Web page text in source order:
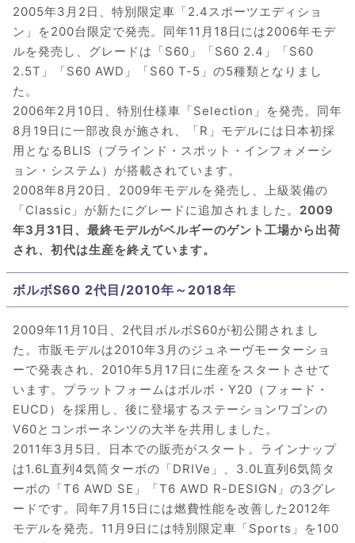
2005年3月2日、特別限定車「2.4スポーツエディショ
ン」を200台限定で発売。同年11月18日には2006年モデ
ルを発売し、グレードは「S60」「S60 2.4」「S60
2.5T」「S60 AWD」「S60 T-5」の5種類となりまし
た。
2006年2月10日、特別仕様車「Selection」を発売。同年
8月19日に一部改良が施され、「R」モデルには日本初採
用となるBLIS（ブラインド・スポット・インフォメーシ
ョン・システム）が搭載されています。
2008年8月20日、2009年モデルを発売し、上級装備の
「Classic」が新たにグレードに追加されました。 2009
年3月31日、最終モデルがベルギーのゲント工場から出荷
され、初代は生産を終えています。
ボルボS60 2代目/2010年～2018年
2009年11月10日、2代目ボルボS60が初公開されまし
た。市販モデルは2010年3月のジュネーヴモーターショ
ーで発表され、2010年5月17日に生産をスタートさせて
います。プラットフォームはボルボ・Y20（フォード・
EUCD）を採用し、後に登場するステーションワゴンの
V60とコンポーネンツの大半を共用しました。
2011年3月5日、日本での販売がスタート。ラインナップ
は1.6L直列4気筒ターボの「DRIVe」、3.0L直列6気筒タ
ーボの「T6 AWD SE」「T6 AWD R-DESIGN」の3グレ
ードです。同年7月15日には燃費性能を改善した2012年
モデルを発売。11月9日には特別限定車「Sports」を100